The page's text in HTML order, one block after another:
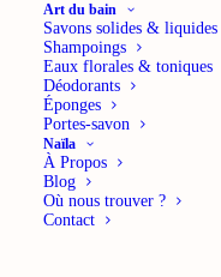
Art du bain
Savons solides & liquides
Shampoings
Eaux florales & toniques
Déodorants
Éponges
Portes-savon
Naïla
À Propos
Blog
Où nous trouver ?
Contact
Cette orgonite,
et de la Fleur
absorber les
favoriser un
La Malachite
protectrice et
encourageant